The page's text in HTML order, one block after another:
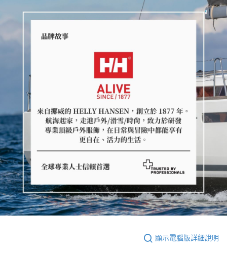
顯示電腦版詳細說明